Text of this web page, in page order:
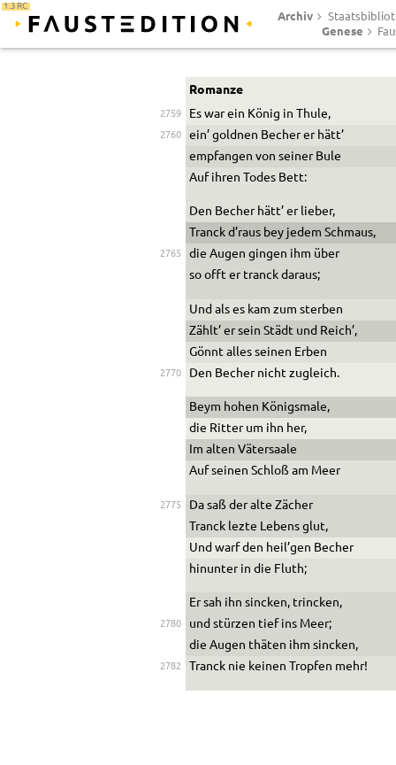
1.3 RC
Archiv
Genese
Romanze
2759 Es war ein König in Thule,
2760
ein’ goldnen Becher er hätt’
empfangen von seiner Bule
Auf ihren Todes Bett:
Den Becher hätt’ er lieber,
Tranck d’raus bey jedem Schmaus,
2765
die Augen gingen ihm über
so offt er tranck daraus;
Und als es kam zum sterben
Zählt’ er sein Städt und Reich’,
Gönnt alles seinen Erben
2770 Den Becher nicht zugleich.
Beym hohen Königsmale,
die Ritter um ihn her,
Im alten Vätersaale
Auf seinen Schloß am Meer
2775
Da saß der alte Zächer
Tranck lezte Lebens glut,
Und warf den heil’gen Becher
hinunter in die Fluth;
Er sah ihn sincken, trincken,
2780
und stürzen tief ins Meer;
die Augen thäten ihm sincken,
2782 Tranck nie keinen Tropfen mehr!